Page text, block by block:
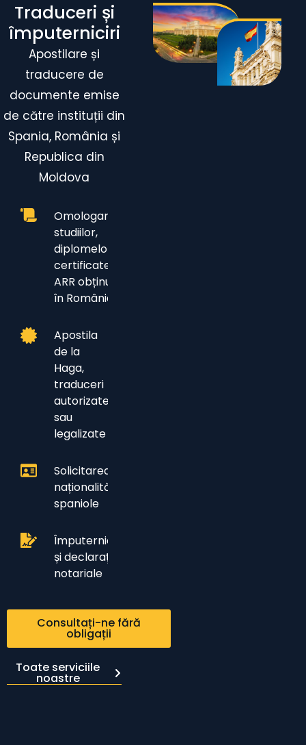
Traduceri și
împuterniciri
Apostilare și
traducere de
documente emise
de către instituții din
Spania, România și
Republica din
Moldova
Omologarea
studiilor,
diplomelor și
certificatelor
ARR obținute
în România
Apostila
de la
Haga,
traduceri
autorizate
sau
legalizate
Solicitarea
naționalității
spaniole
Împuterniciri
și declarații
notariale
Consultați-ne fără
obligații
Toate serviciile
noastre